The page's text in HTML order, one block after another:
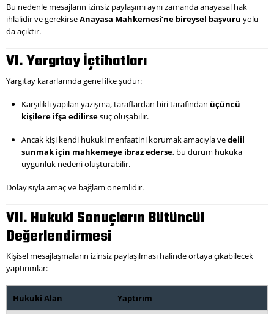
Bu nedenle mesajların izinsiz paylaşımı aynı zamanda anayasal hak
ihlalidir ve gerekirseAnayasa Mahkemesi’ne bireysel başvuru yolu
da açıktır.
VI. Yargıtay İçtihatları
Yargıtay kararlarında genel ilke şudur:
Karşılıklı yapılan yazışma, taraflardan biri tarafından üçüncü
kişilere ifşa edilirsesuç oluşabilir.
Ancak kişi kendi hukuki menfaatini korumak amacıyla vedelil
sunmak için mahkemeye ibraz ederse, bu durum hukuka
uygunluk nedeni oluşturabilir.
Dolayısıyla amaç ve bağlam önemlidir.
VII. Hukuki Sonuçların Bütüncül
Değerlendirmesi
Kişisel mesajlaşmaların izinsiz paylaşılması halinde ortaya çıkabilecek
yaptırımlar:
Hukuki Alan Yaptırım